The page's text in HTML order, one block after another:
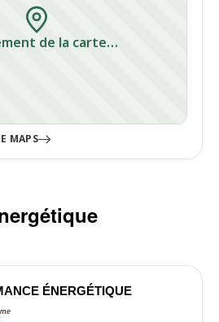
de la carte…
MAPS
ÉNERGÉTIQUE